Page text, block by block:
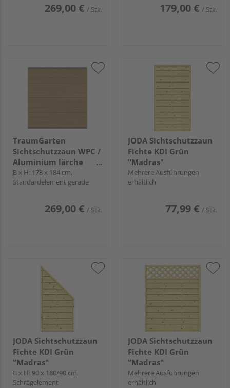
269,00 € / Stk. 179,00 € / Stk.
TraumGarten
Sichtschutzzaun WPC /
Aluminium lärche
"SYSTEM WPC
PLATINUM"
B x H: 178 x 184 cm,
Standardelement gerade
269,00 € / Stk.
JODA Sichtschutzzaun
Fichte KDI Grün
"Madras"
Mehrere Ausführungen
erhältlich
77,99 € / Stk.
JODA Sichtschutzzaun
Fichte KDI Grün
"Madras"
B x H: 90 x 180/90 cm,
Schrägelement
JODA Sichtschutzzaun
Fichte KDI Grün
"Madras"
Mehrere Ausführungen
erhältlich